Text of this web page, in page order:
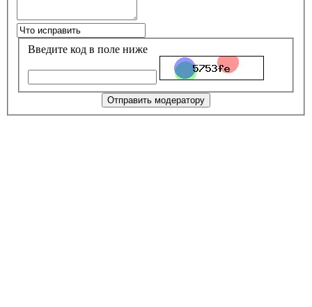
Введите код в поле ниже
Отправить модератору